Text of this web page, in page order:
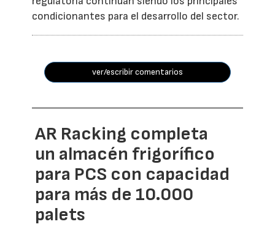
condicionantes para el desarrollo del sector.
ver/escribir comentarios
AR Racking completa
un almacén frigorífico
para PCS con capacidad
para más de 10.000
palets